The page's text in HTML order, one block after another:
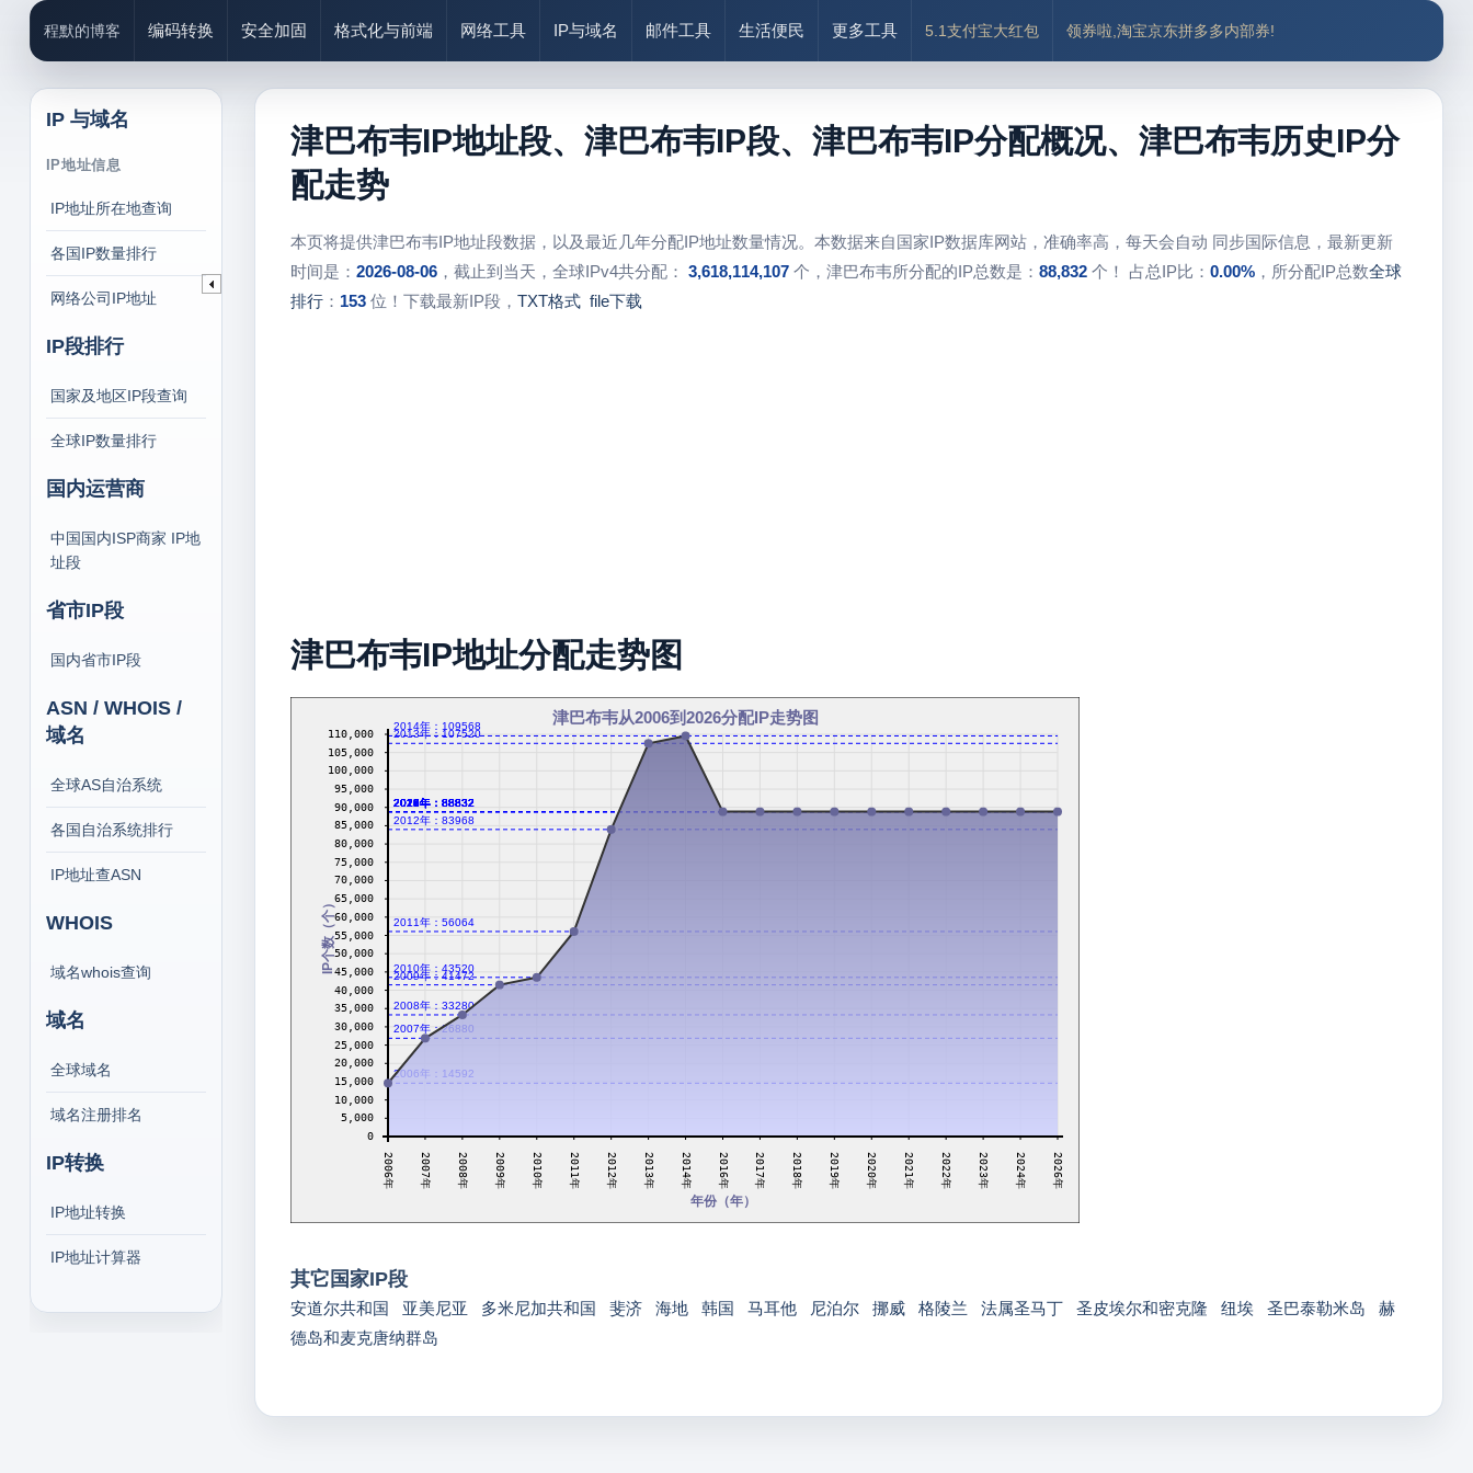
程默的博客 编码转换 安全加固 格式化与前端 网络工具 IP与域名 邮件工具 生活便民 更多工具 5.1支付宝大红包 领券啦,淘宝京东拼多多内部券!
IP 与域名
IP地址信息
IP地址所在地查询
各国IP数量排行
网络公司IP地址
IP段排行
国家及地区IP段查询
全球IP数量排行
国内运营商
中国国内ISP商家 IP地
址段
省市IP段
国内省市IP段
ASN / WHOIS /
域名
全球AS自治系统
各国自治系统排行
IP地址查ASN
WHOIS
域名whois查询
域名
全球域名
域名注册排名
IP转换
IP地址转换
IP地址计算器
津巴布韦IP地址段、津巴布韦IP段、津巴布韦IP分配概况、津巴布韦历史IP分
配走势
本页将提供津巴布韦IP地址段数据，以及最近几年分配IP地址数量情况。本数据来自国家IP数据库网站，准确率高，每天会自动 同步国际信息，最新更新
时间是： 2026-08-06，截止到当天，全球IPv4共分配： 3,618,114,107个，津巴布韦所分配的IP总数是： 88,832个！ 占总IP比： 0.00%，所分配IP总数全球
排行： 153位！下载最新IP段， TXT格式 file下载
津巴布韦IP地址分配走势图
津巴布韦从2006到2026分配IP走势图
2006年：14592
2007年：26880
2008年：33280
2009年：41472
2010年：43520
2011年：56064
2012年：83968
2013年：107520
2014年：109568
2016年：88832
2017年：88832
2018年：88832
2019年：88832
2020年：88832
2021年：88832
2022年：88832
2023年：88832
2024年：88832
2026年：88832
0
5,000
10,000
15,000
20,000
25,000
30,000
35,000
40,000
45,000
50,000
55,000
60,000
65,000
70,000
75,000
80,000
85,000
90,000
95,000
100,000
105,000
110,000
2006年 2007年 2008年 2009年 2010年 2011年 2012年 2013年 2014年 2016年 2017年 2018年 2019年 2020年 2021年 2022年 2023年 2024年 2026年
年份（年）
IP个数（个）
其它国家IP段
安道尔共和国 亚美尼亚 多米尼加共和国 斐济 海地 韩国 马耳他 尼泊尔 挪威 格陵兰 法属圣马丁 圣皮埃尔和密克隆 纽埃 圣巴泰勒米岛
赫
德岛和麦克唐纳群岛